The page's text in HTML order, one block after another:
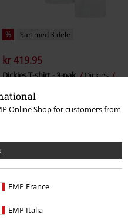
Online Shop for customers from
EMP France
EMP Italia
% Sæt med 3 dele
kr 419.95
Dickies T-shirt - 3-pak
Dickies